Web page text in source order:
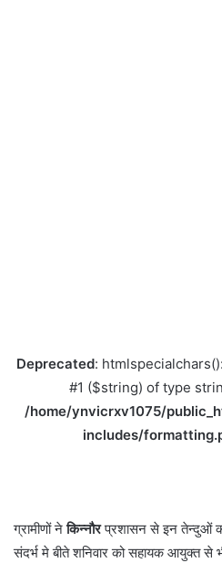
Deprecated:
#1 ($string) of type
/home/ynvicrxv1075/
includes/
ग्रामीणों नेकिन्नौरप्रशासन से इन तेन्दुओं
संदर्भ मे बीते शनिवार को सहायक आयुक्त से